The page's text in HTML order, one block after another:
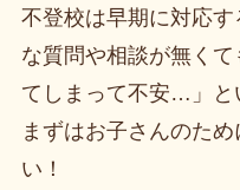
不登校は早期に対応
な質問や相談が無く
てしまって不安…」と
まずはお子さんのた
い！